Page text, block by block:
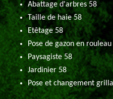
Abattage d'arbres 58
Taille de haie 58
Etêtage 58
Pose de gazon en
Paysagiste 58
Jardinier 58
Pose et changement